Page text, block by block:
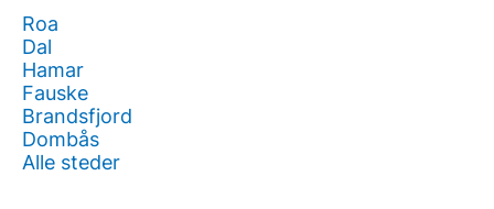
Roa
Dal
Hamar
Fauske
Brandsfjord
Dombås
Alle steder